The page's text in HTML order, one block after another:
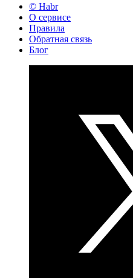
© Habr
О сервисе
Правила
Обратная связь
Блог